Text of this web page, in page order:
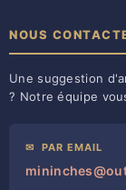
NOUS
Une suggestion
? Notre équipe
✉ PAR EMAIL